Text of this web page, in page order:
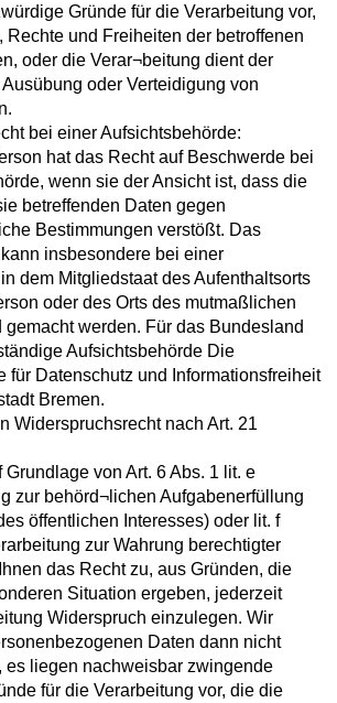
Gründe für die Verarbeitung vor,
Rechte und Freiheiten der betroffenen
oder die Verar¬beitung dient der
oder Verteidigung von
bei einer Aufsichtsbehörde:
hat das Recht auf Beschwerde bei
wenn sie der Ansicht ist, dass die
betreffenden Daten gegen
Bestimmungen verstößt. Das
insbesondere bei einer
dem Mitgliedstaat des Aufenthaltsorts
oder des Orts des mutmaßlichen
werden. Für das Bundesland
Aufsichtsbehörde Die
für Datenschutz und Informationsfreiheit
Bremen.
Widerspruchsrecht nach Art. 21
von Art. 6 Abs. 1 lit. e
zur behörd¬lichen Aufgabenerfüllung
öffentlichen Interesses) oder lit. f
zur Wahrung berechtigter
das Recht zu, aus Gründen, die
Situation ergeben, jederzeit
Widerspruch einzulegen. Wir
Daten dann nicht
es liegen nachweisbar zwingende
für die Verarbeitung vor, die die